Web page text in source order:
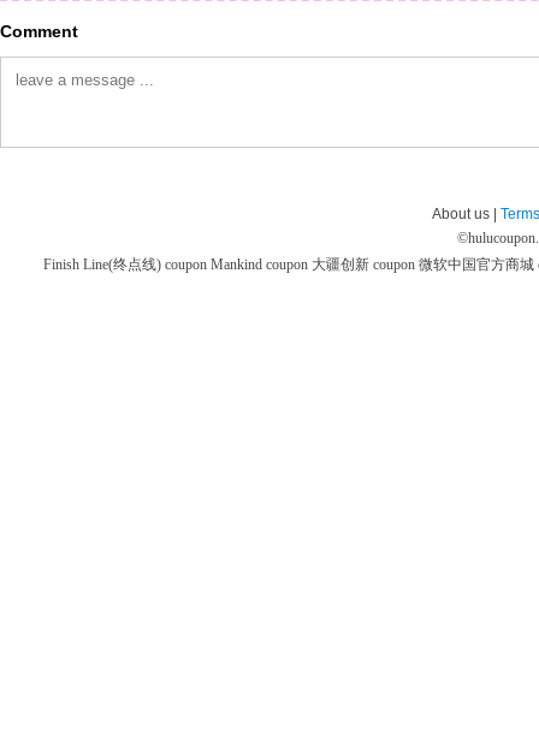
Comment
About us |
©
Finish Line(终点线) coupon Mankind coupon 大疆创新 coupon 微软中国官方商城